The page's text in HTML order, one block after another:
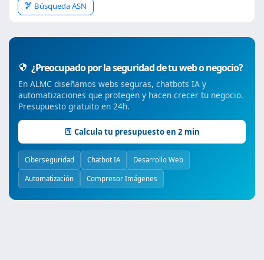
Búsqueda ASN
¿Preocupado por la seguridad de tu web o negocio?
En ALMC diseñamos webs seguras, chatbots IA y
automatizaciones que protegen y hacen crecer tu negocio.
Presupuesto gratuito en 24h.
Calcula tu presupuesto en 2 min
Ciberseguridad Chatbot IA Desarrollo Web
Automatización Compresor Imágenes